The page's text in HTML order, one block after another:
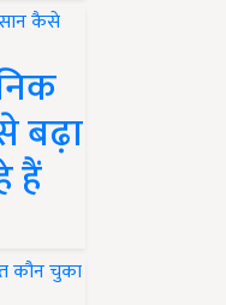
बढ़ा
हैं